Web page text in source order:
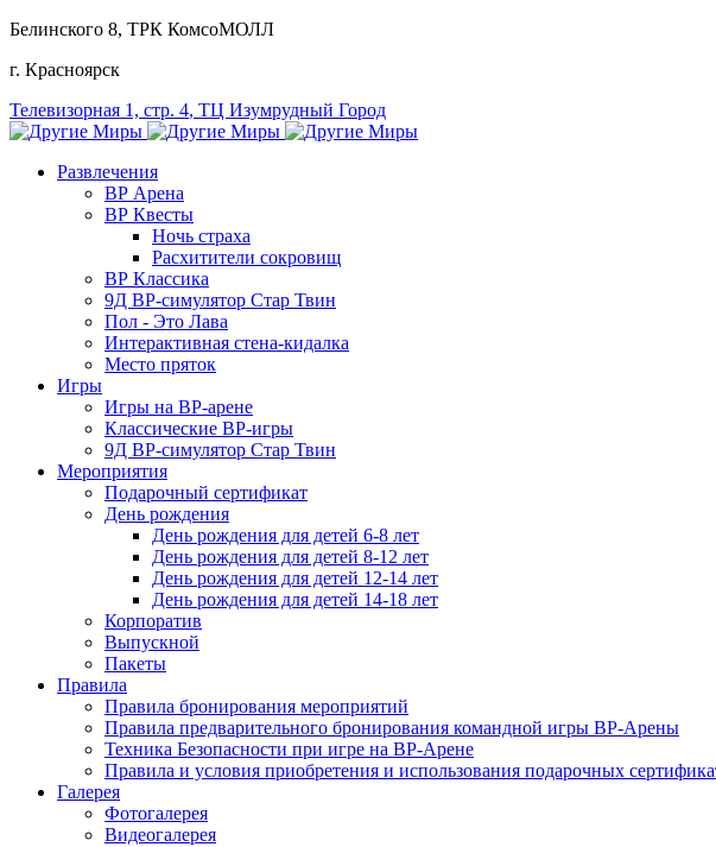
Белинского 8, ТРК КомсоМОЛЛ
г. Красноярск
Телевизорная 1, стр. 4, ТЦ Изумрудный Город
Развлечения
ВР Арена
ВР Квесты
Ночь страха
Расхитители сокровищ
ВР Классика
9Д ВР-симулятор Стар Твин
Пол - Это Лава
Интерактивная стена-кидалка
Место пряток
Игры
Игры на ВР-арене
Классические ВР-игры
9Д ВР-симулятор Стар Твин
Мероприятия
Подарочный сертификат
День рождения
День рождения для детей 6-8 лет
День рождения для детей 8-12 лет
День рождения для детей 12-14 лет
День рождения для детей 14-18 лет
Корпоратив
Выпускной
Пакеты
Правила
Правила бронирования мероприятий
Правила предварительного бронирования командной игры ВР-Арены
Техника Безопасности при игре на ВР-Арене
Правила и условия приобретения и использования подарочных
Галерея
Фотогалерея
Видеогалерея